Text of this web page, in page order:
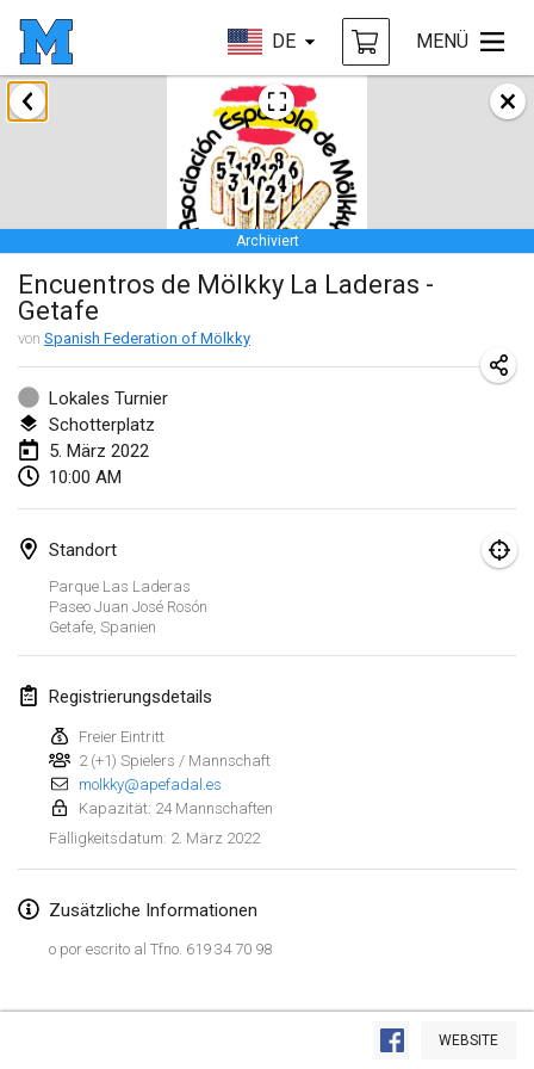
DE MENÜ
Liste anzeigen
Archiviert
Encuentros de Mölkky La Laderas -
Getafe
von Spanish Federation of Mölkky
Lokales Turnier
Schotterplatz
5. März 2022
10:00 AM
Standort
Parque Las Laderas
Paseo Juan José Rosón
Getafe, Spanien
Registrierungsdetails
Freier Eintritt
2 (+1) Spielers / Mannschaft
molkky@apefadal.es
Kapazität: 24 Mannschaften
Fälligkeitsdatum: 2. März 2022
Zusätzliche Informationen
o por escrito al Tfno. 619 34 70 98
WEBSITE
Januar 2022
Tournoi Mixte ASPTTOM
|Frankreich
KKS Halli Duppeli
22. Jan. 2022|Finnland
Mölkky Tournament - Doubles
22. Jan. 2022|Japan
Suomelan Mölkky-open
22. Jan. 2022
The Mölkky Tournament 2nd
Februar 2022
MS v MÖLKPARKURU
TangoMölkky
5. Feb. 2022 | Finnland
Kohti Kisoja
Yamagata Tournament
13. Feb. 2022 Japan